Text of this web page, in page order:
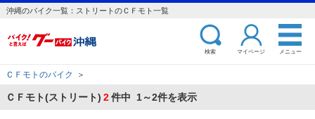
沖縄のバイク一覧：ストリートのＣＦモト一覧
検索 マイページ メニュー
ＣＦモトのバイク ＞
ＣＦモト(ストリート) 2件中 1～2件を表示